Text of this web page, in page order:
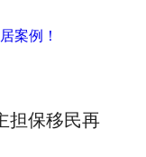
案例！
担保移民再